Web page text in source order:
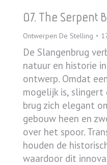
07. The Serpent
Ontwerpen De Stelling
De Slangenbrug
natuur en historie
ontwerp. Omdat
mogelijk is, slingert
brug zich elegant
gebouw heen en
over het spoor.
houden de
waardoor dit